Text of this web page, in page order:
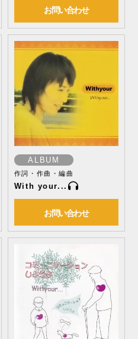
お問い合わせ
ALBUM
作詞・作曲・編曲
With your...
お問い合わせ